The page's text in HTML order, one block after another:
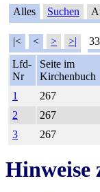
Alles Suchen
|< < > >|
Lfd-
Nr
Seite im
Kirchenbuch
1
267
2
267
3
267
Hinweise